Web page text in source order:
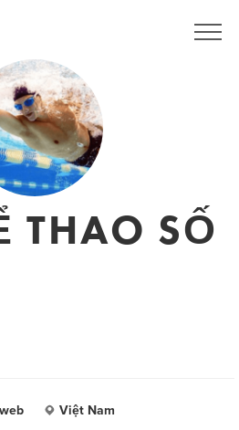
THAO SỐ
Việt Nam